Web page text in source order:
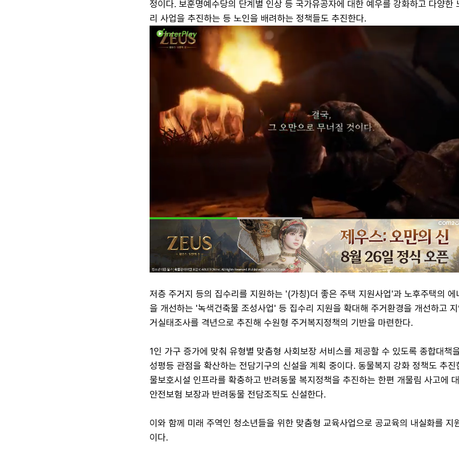
정이다. 보훈명예수당의 단계별 인상 등 국가유공자에 대한 예우를 강화하고 다양한
리 사업을 추진하는 등 노인을 배려하는 정책들도 추진한다.
저층 주거지 등의 집수리를 지원하는 '(가칭)더 좋은 주택 지원사업'과 노후주택의 에
을 개선하는 '녹색건축물 조성사업' 등 집수리 지원을 확대해 주거환경을 개선하고
거실태조사를 격년으로 추진해 수원형 주거복지정책의 기반을 마련한다.
1인 가구 증가에 맞춰 유형별 맞춤형 사회보장 서비스를 제공할 수 있도록 종합대책
성평등 관점을 확산하는 전담기구의 신설을 계획 중이다. 동물복지 강화 정책도 추진
물보호시설 인프라를 확충하고 반려동물 복지정책을 추진하는 한편 개물림 사고에
안전보험 보장과 반려동물 전담조직도 신설한다.
이와 함께 미래 주역인 청소년들을 위한 맞춤형 교육사업으로 공교육의 내실화를 지
이다.